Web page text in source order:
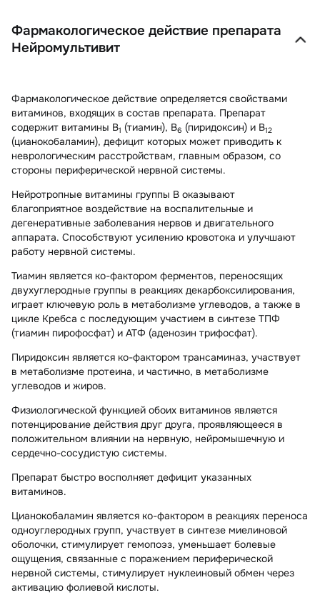
Фармакологическое действие препарата
Нейромультивит
Фармакологическое действие определяется свойствами
витаминов, входящих в состав препарата. Препарат
содержит витамины В1 (тиамин), В6 (пиридоксин) и В12
(цианокобаламин), дефицит которых может приводить к
неврологическим расстройствам, главным образом, со
стороны периферической нервной системы.
Нейротропные витамины группы В оказывают
благоприятное воздействие на воспалительные и
дегенеративные заболевания нервов и двигательного
аппарата. Способствуют усилению кровотока и улучшают
работу нервной системы.
Тиамин является ко-фактором ферментов, переносящих
двухуглеродные группы в реакциях декарбоксилирования,
играет ключевую роль в метаболизме углеводов, а также в
цикле Кребса с последующим участием в синтезе ТПФ
(тиамин пирофосфат) и АТФ (аденозин трифосфат).
Пиридоксин является ко-фактором трансаминаз, участвует
в метаболизме протеина, и частично, в метаболизме
углеводов и жиров.
Физиологической функцией обоих витаминов является
потенцирование действия друг друга, проявляющееся в
положительном влиянии на нервную, нейромышечную и
сердечно-сосудистую системы.
Препарат быстро восполняет дефицит указанных
витаминов.
Цианокобаламин является ко-фактором в реакциях переноса
одноуглеродных групп, участвует в синтезе миелиновой
оболочки, стимулирует гемопоэз, уменьшает болевые
ощущения, связанные с поражением периферической
нервной системы, стимулирует нуклеиновый обмен через
активацию фолиевой кислоты.